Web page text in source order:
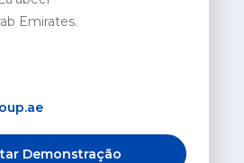
Emirates.
Demonstração